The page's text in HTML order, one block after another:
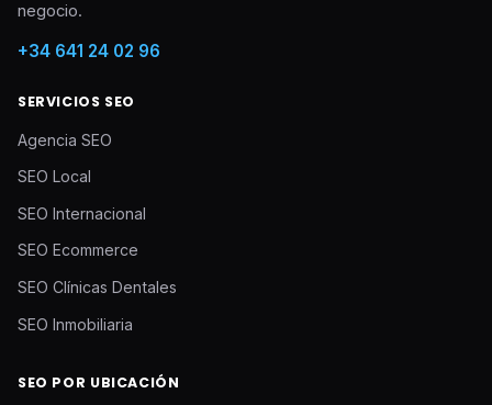
negocio.
+34 641 24 02 96
SERVICIOS SEO
Agencia SEO
SEO Local
SEO Internacional
SEO Ecommerce
SEO Clínicas Dentales
SEO Inmobiliaria
SEO POR UBICACIÓN